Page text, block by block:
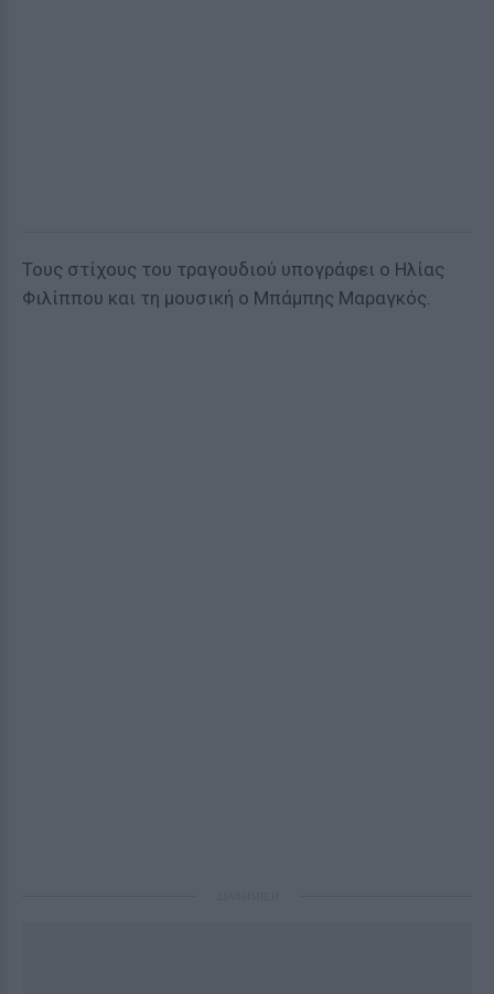
Τους στίχους του τραγουδιού υπογράφει ο Ηλίας
Φιλίππου και τη μουσική ο Μπάμπης Μαραγκός.